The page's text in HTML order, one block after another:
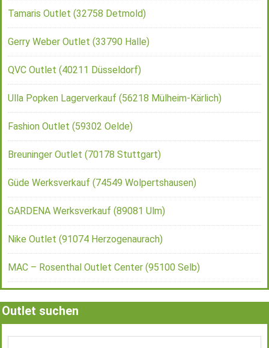
Tamaris Outlet (32758 Detmold)
Gerry Weber Outlet (33790 Halle)
QVC Outlet (40211 Düsseldorf)
Ulla Popken Lagerverkauf (56218 Mülheim-Kärlich)
Fashion Outlet (59302 Oelde)
Breuninger Outlet (70178 Stuttgart)
Güde Werksverkauf (74549 Wolpertshausen)
GARDENA Werksverkauf (89081 Ulm)
Nike Outlet (91074 Herzogenaurach)
MAC – Rosenthal Outlet Center (95100 Selb)
Outlet suchen